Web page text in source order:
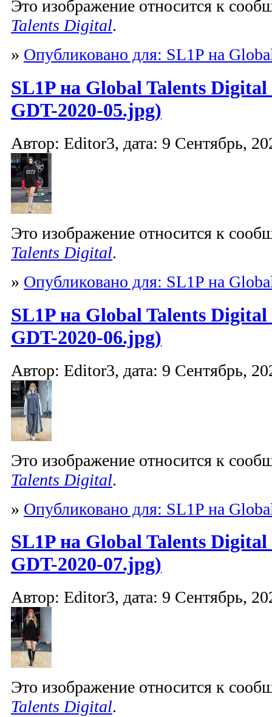
Это изображение относится к
Talents Digital.
» Опубликовано для: SL1P на
SL1P на Global Talents Digital
GDT-2020-05.jpg)
Автор: Editor3, дата: 9 Сентябрь,
Это изображение относится к
Talents Digital.
» Опубликовано для: SL1P на
SL1P на Global Talents Digital
GDT-2020-06.jpg)
Автор: Editor3, дата: 9 Сентябрь,
Это изображение относится к
Talents Digital.
» Опубликовано для: SL1P на
SL1P на Global Talents Digital
GDT-2020-07.jpg)
Автор: Editor3, дата: 9 Сентябрь,
Это изображение относится к
Talents Digital.